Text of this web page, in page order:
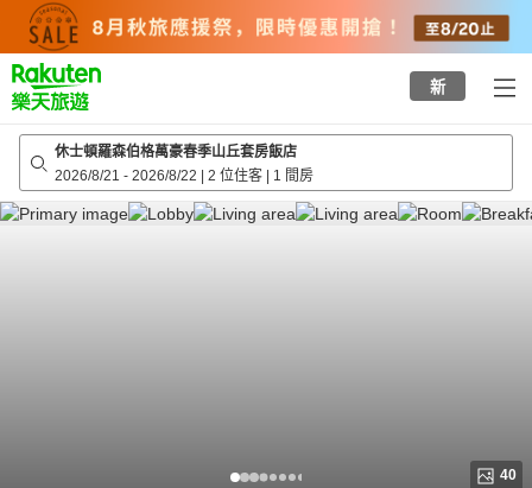
top
page
新
休士頓羅森伯格萬豪春季山丘套房飯店
2026/8/21 - 2026/8/22 | 2 位住客 | 1 間房
40